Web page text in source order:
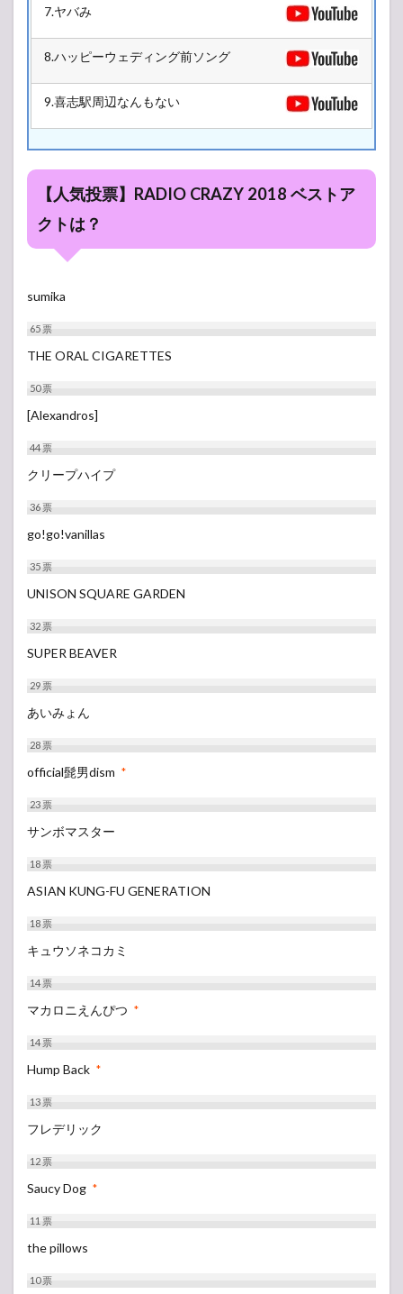
2.4
STAGE
6号館
3
2018/12/28(金)
LIVE
HOUSE
Antenna
5号館
3.2
STAGE
4号館
STAGE
7.ヤバみ
8.ハッピーウェディング前ソング
9.喜志駅周辺なんもない
【人気投票】RADIO CRAZY 2018 ベストア
クトは？
sumika
65票
THE ORAL CIGARETTES
50票
[Alexandros]
44票
クリープハイプ
36票
go!go!vanillas
35票
UNISON SQUARE GARDEN
32票
SUPER BEAVER
29票
あいみょん
28票
official髭男dism *
23票
サンボマスター
18票
ASIAN KUNG-FU GENERATION
18票
キュウソネコカミ
14票
マカロニえんぴつ *
14票
Hump Back *
13票
フレデリック
12票
Saucy Dog *
11票
the pillows
10票